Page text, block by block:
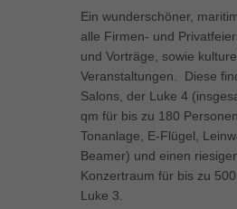
Ein wunderschöner,
alle Firmen- und
und Vorträge, sowie
Veranstaltungen. Diese
Salons, der Luke 4
qm für bis zu 180
Tonanlage, E-Flügel,
Beamer) und einen
Konzertraum für bis zu
Luke 3.
powered by Borlabs Cookie